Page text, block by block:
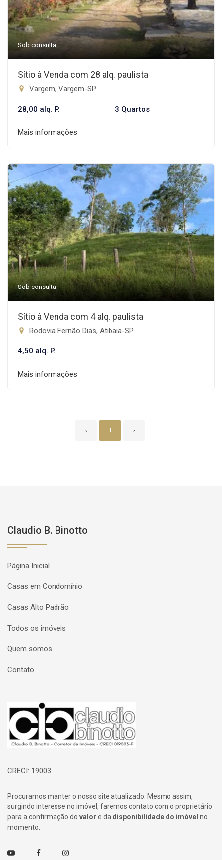
Sob consulta
Sítio à Venda com 28 alq. paulista
Vargem, Vargem-SP
28,00 alq. P. 3 Quartos
Mais informações
Sob consulta
Sítio à Venda com 4 alq. paulista
Rodovia Fernão Dias, Atibaia-SP
4,50 alq. P.
Mais informações
‹ 1 ›
Claudio B. Binotto
Página Inicial
Casas em Condomínio
Casas Alto Padrão
Todos os imóveis
Quem somos
Contato
Página inicial
CRECI: 19003
Procuramos manter o nosso site atualizado. Mesmo assim,
surgindo interesse no imóvel, faremos contato com o proprietário
para a confirmação do valor e da disponibilidade do imóvel no
momento.
Youtube FacebookInstagram